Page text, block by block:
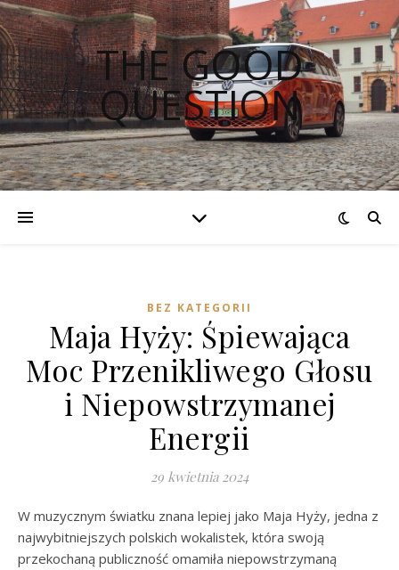
THE GOOD
QUESTION
BEZ KATEGORII
Maja Hyży: Śpiewająca
Moc Przenikliwego Głosu
i Niepowstrzymanej
Energii
29 kwietnia 2024
W muzycznym światku znana lepiej jako Maja Hyży, jedna z
najwybitniejszych polskich wokalistek, która swoją
przekochaną publiczność omamiła niepowstrzymaną